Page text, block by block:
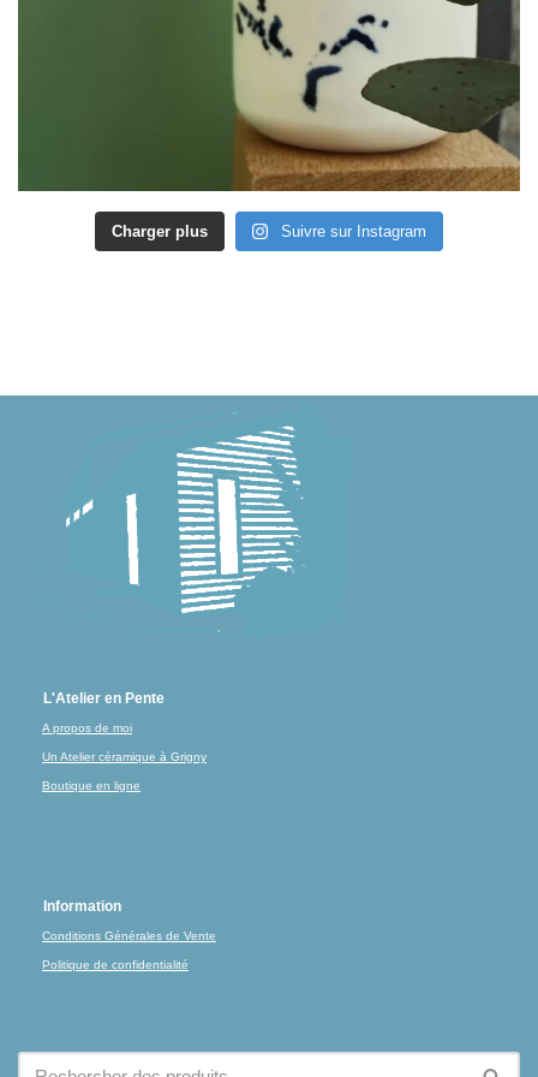
Charger plus Suivre sur Instagram
L'Atelier en Pente
A propos de moi
Un Atelier céramique à Grigny
Boutique en ligne
Information
Conditions Générales de Vente
Politique de confidentialité